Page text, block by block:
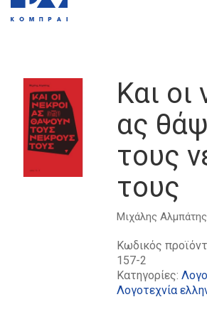
Και οι
ας
τους
τους
Μιχάλης Αλμπάτης
Κωδικός
157-2
Κατηγορίες:
Λογοτεχνία